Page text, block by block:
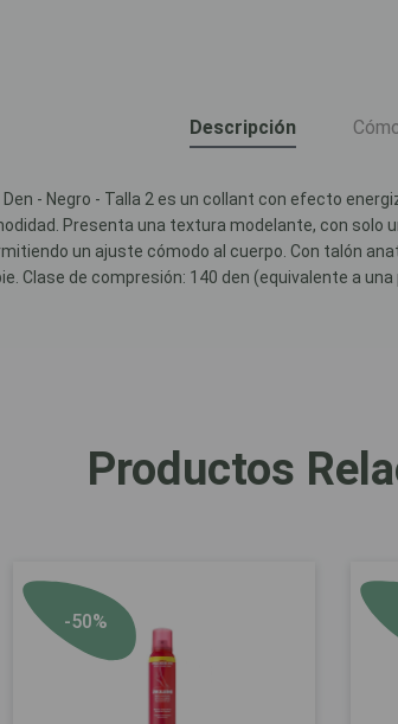
Descripción
Den - Negro - Talla 2 es un collant con efecto
Presenta una textura modelante, con solo
un ajuste cómodo al cuerpo. Con talón
Clase de compresión: 140 den (equivalente a
Productos
-50%